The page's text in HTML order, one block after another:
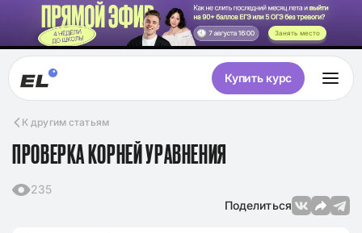
Занять место
Купить курс
К другим статьям
ПРОВЕРКА КОРНЕЙ УРАВНЕНИЯ
235
Поделиться